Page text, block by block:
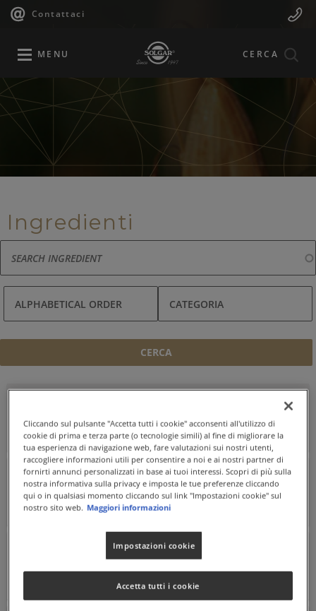
Salta
principale
Contattaci
Navigazione
Menu
MENU CERCA
Ingredienti
HAEMATOCOCCUS PLUVIALIS
Cliccando sul pulsante "Accetta tutti i cookie" acconsenti all'utilizzo di
cookie di prima e terza parte (o tecnologie simili) al fine di migliorare la
tua esperienza di navigazione web, fare valutazioni sui nostri utenti,
raccogliere informazioni utili per consentire a noi e ai nostri partner di
fornirti annunci personalizzati in base ai tuoi interessi. Scopri di più sulla
nostra informativa sulla privacy e imposta le tue preferenze cliccando
qui o in qualsiasi momento cliccando sul link "Impostazioni cookie" sul
nostro sito web. Maggiori informazioni
Impostazioni cookie
Accetta tutti i cookie